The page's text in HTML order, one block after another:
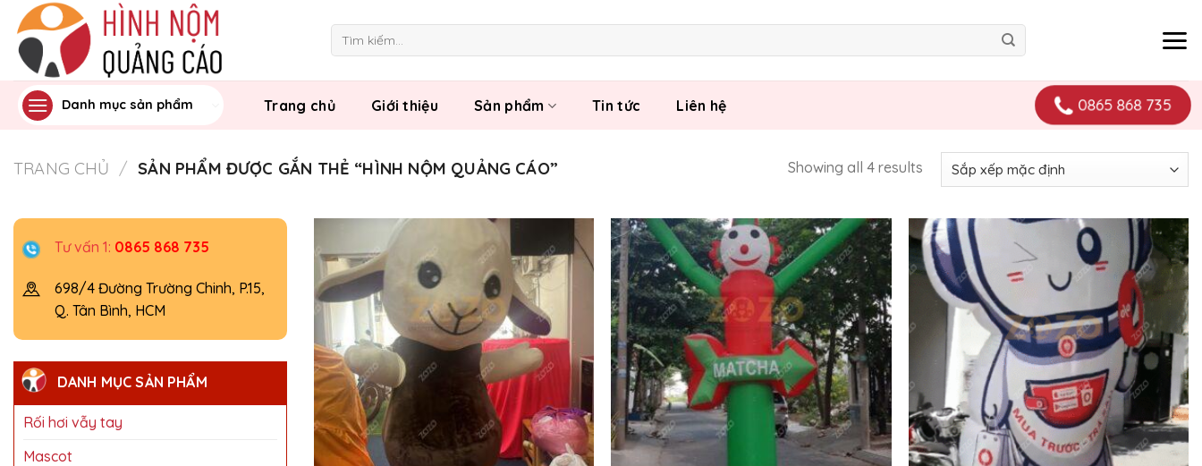
Skip
content
kiếm:
Danh mục sản phẩm Trang chủ Giới thiệu Sản phẩm Tin tức Liên hệ 0865 868 735
TRANG CHỦ / SẢN PHẨM ĐƯỢC GẮN THẺ “HÌNH NỘM QUẢNG CÁO” Showing all 4 results
Tư vấn 1: 0865 868 735
698/4 Đường Trường Chinh, P.15,
Q. Tân Bình, HCM
DANH MỤC SẢN PHẨM
Rối hơi vẫy tay
Mascot